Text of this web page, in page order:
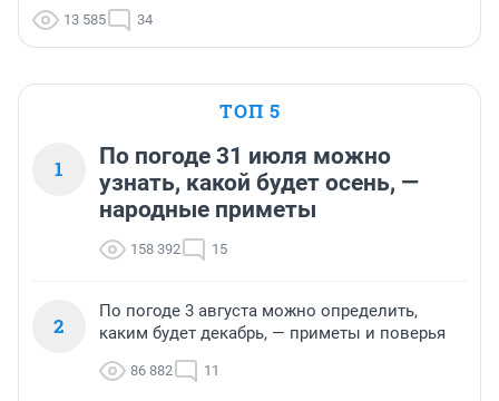
13 585 34
ТОП 5
1
По погоде 31 июля можно
узнать, какой будет осень, —
народные приметы
158 392 15
2
По погоде 3 августа можно определить,
каким будет декабрь, — приметы и поверья
86 882 11